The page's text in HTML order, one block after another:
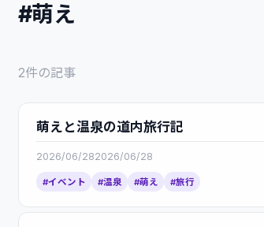
#萌え
2件の記事
萌えと温泉の道内旅行記
2026/06/282026/06/28
#イベント #温泉 #萌え #旅行